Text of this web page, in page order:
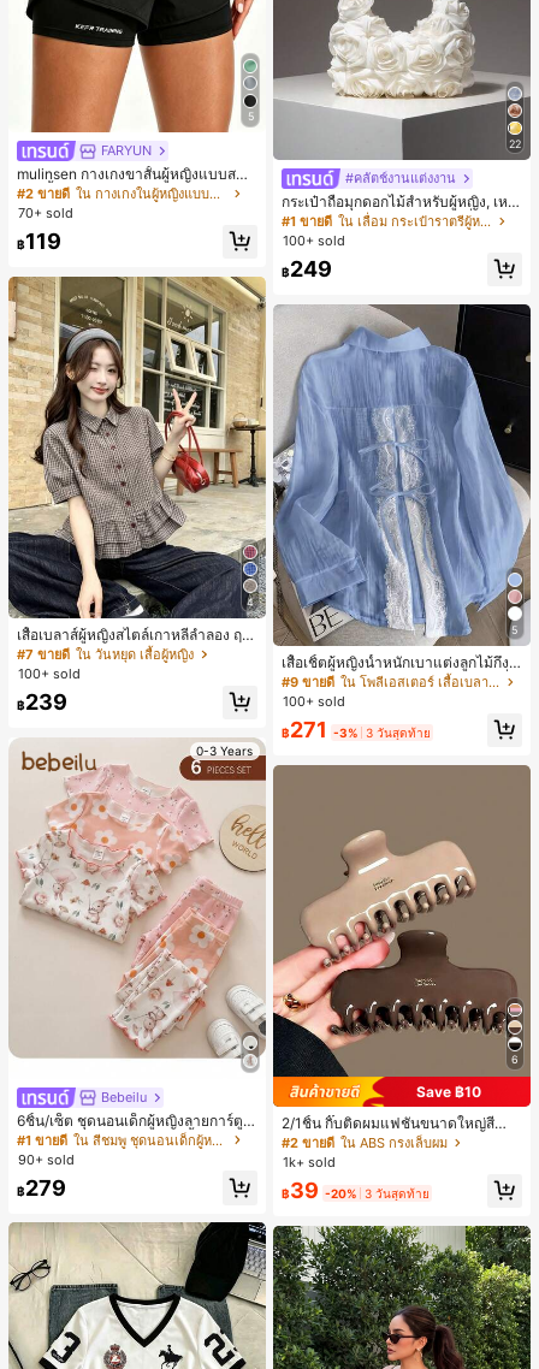
5
FARYUN
mulinsen กางเกงขาสั้นผู้หญิงแบบสบา
ยๆ สีพื้น หลวม อเนกประสงค์ กางเกงขา
สั้นกีฬา 2-In-1 สำหรับวิ่ง ฟิตเนส และก
#2 ขายดี
ใน กางเกงในผู้หญิงแบบแอคทีฟ
70+ sold
฿119
4
เสื้อเบลาส์ผู้หญิงสไตล์เกาหลีลำลอง ฤดู
ใบไม้ผลิ/ฤดูร้อนใหม่ ชายระบาย ชิคแล
ะหรูหรา
#7 ขายดี ใน วันหยุด เสื้อผู้หญิง
100+ sold
฿239
0-3 Years
Bebeilu
6ชิ้น/เซ็ต ชุดนอนเด็กผู้หญิงลายการ์ตูน
หมีและดอกไม้ คอกลม แขนสั้น กางเกง
ขาสั้น ขอบระบาย สวมใส่สบาย
#1 ขายดี
ใน สีชมพู ชุดนอนเด็กผู้หญิง
90+ sold
฿279
22
#คลัตช์งานแต่งงาน
กระเป๋าถือมุกดอกไม้สำหรับผู้หญิง, เหม
าะสำหรับชุดราตรี, ชุดบอล, เครื่องประ
ดับงานแต่งงาน, กระเป๋าสตางค์สุภาพส
สุ่ม)
#1 ขายดี
ใน เลื่อม กระเป๋าราตรีผู้หญิง
100+ sold
฿249
5
เสื้อเชิ้ตผู้หญิงน้ำหนักเบาแต่งลูกไม้กึ่งโ
ปร่งใสแบบเลเยอร์ รุ่นดีไซน์เนอร์แฟชั่น
เหมาะสำหรับฤดูใบไม้ผลิ ฤดูร้อน และฤ
ล์โบโฮชิค
#9 ขายดี
ใน โพลีเอสเตอร์ เสื้อเบลาส์ผู้หญิง
100+ sold
฿271 -3% 3 วันสุดท้าย
6
Save ฿10
2/1ชิ้น กิ๊บติดผมแฟชั่นขนาดใหญ่สีน้ำ
ตาลชานมสำหรับผู้หญิง เหมาะสำหรับก
ารอาบน้ำ ล้างหน้า และจัดแต่งทรงผม
#2 ขายดี ใน ABS กรงเล็บผม
1k+ sold
฿39 -20% 3 วันสุดท้าย